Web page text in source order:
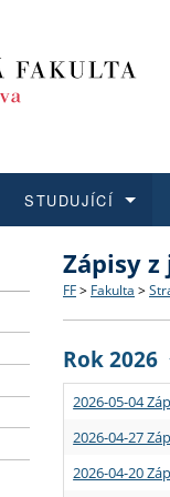
Struktura
Strategie
Podpora
Co
Učitelské
STUDUJÍCÍ
Rigorózní
O vědě a
Granty a
Aktuální
Zápisy
FF > Fakulta >
Rok 2026
2026-05-04
2026-04-27
2026-04-20